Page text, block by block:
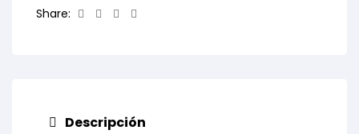
Share: Facebook
TwitterLinkedin
Descripción